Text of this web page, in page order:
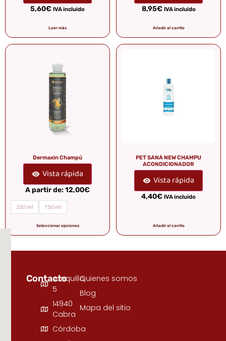
5,60€ IVA incluido
Leer más
8,95€ IVA incluido
Añadir al carrito
Dermaxin Champú
Vista rápida
A partir de:12,00€
250 ml 750 ml
Seleccionar opciones
PET SANA NEW CHAMPU
ACONDICIONADOR
Vista rápida
4,40€ IVA incluido
Añadir al carrito
ContactoJunquillo,
5
14940
Cabra
Córdoba
Quienes somos
Blog
Mapa del sitio